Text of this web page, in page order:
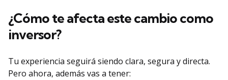
¿Cómo te afecta este cambio como
inversor?
Tu experiencia seguirá siendo clara, segura y directa.
Pero ahora, además vas a tener: